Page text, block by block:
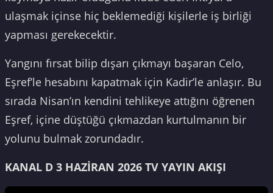
ulaşmak içinse hiç beklemediği kişilerle iş birliği
yapması gerekecektir.
Yangını fırsat bilip dışarı çıkmayı başaran Celo,
Eşref’le hesabını kapatmak için Kadir’le anlaşır. Bu
sırada Nisan’ın kendini tehlikeye attığını öğrenen
Eşref, içine düştüğü çıkmazdan kurtulmanın bir
yolunu bulmak zorundadır.
KANAL D 3 HAZİRAN 2026 TV YAYIN AKIŞI